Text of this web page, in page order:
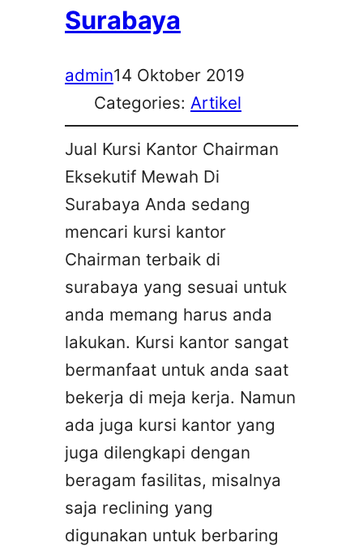
Surabaya
admin14 Oktober 2019
Categories: Artikel
Jual Kursi Kantor Chairman
Eksekutif Mewah Di
Surabaya Anda sedang
mencari kursi kantor
Chairman terbaik di
surabaya yang sesuai untuk
anda memang harus anda
lakukan. Kursi kantor sangat
bermanfaat untuk anda saat
bekerja di meja kerja. Namun
ada juga kursi kantor yang
juga dilengkapi dengan
beragam fasilitas, misalnya
saja reclining yang
digunakan untuk berbaring